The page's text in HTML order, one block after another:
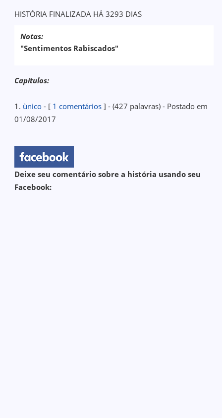
HISTÓRIA FINALIZADA HÁ 3293 DIAS
Notas:
"Sentimentos Rabiscados"
Capítulos:
1. ùnico - [ 1 comentários ] - (427 palavras) - Postado em
01/08/2017
Deixe seu comentário sobre a história usando seu
Facebook: